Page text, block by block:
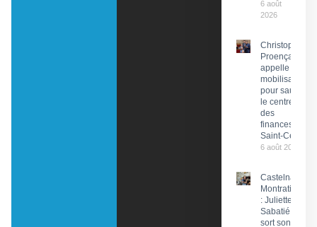
6 août
2026
Christophe
Proença
appelle à la
mobilisation
pour sauver
le centre
des
finances de
Saint-Céré
6 août 2026
Castelnau-
Montratier
: Juliette
Sabatié
sort son